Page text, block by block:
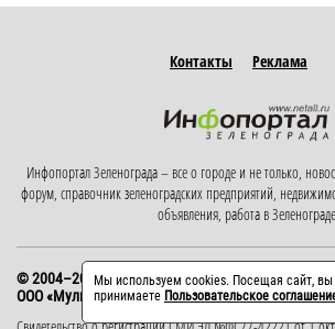
Контакты Реклама
Инфопортал Зеленограда – все о городе и не только,
форум, справочник зеленоградских предприятий,
объявления, работа в Зеленограде
© 2004–2026
ООО «Мультимедийная Компания «Резонанс».
Мы используем cookies. Посещая сайт, вы
принимаете Пользовательское